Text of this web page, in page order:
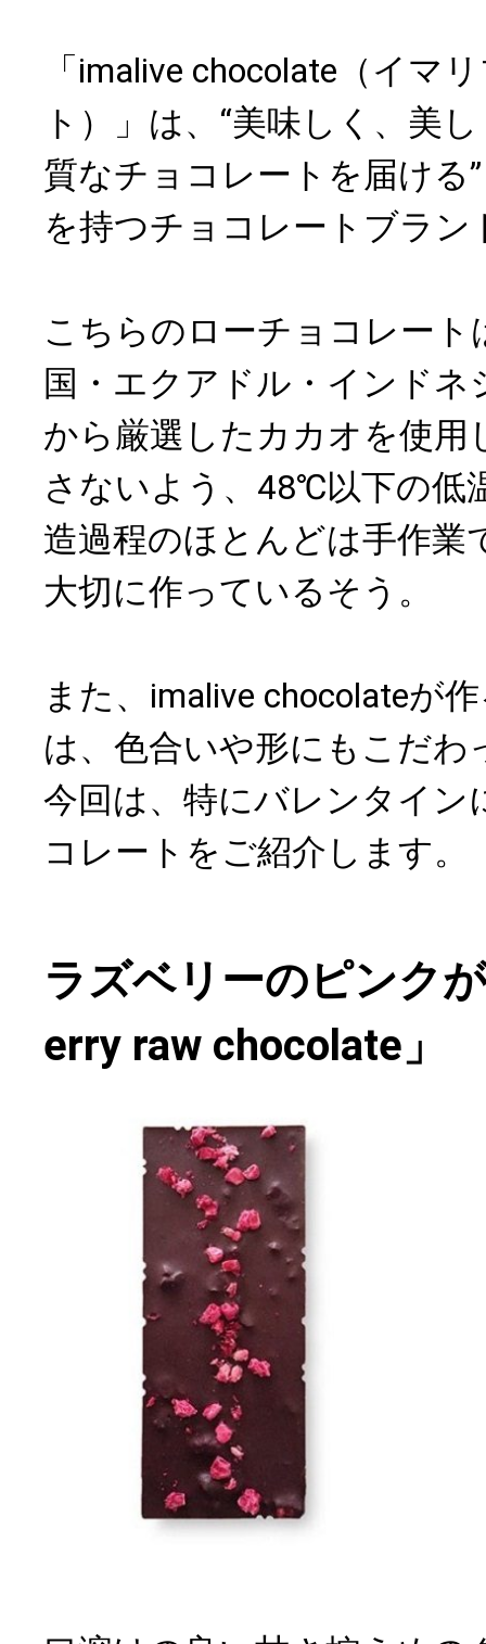
「imalive chocolate（イマ
ト）」は、“美味しく、美
質なチョコレートを届ける
を持つチョコレートブラン
こちらのローチョコレート
国・エクアドル・インドネ
から厳選したカカオを使用
さないよう、48℃以下の低
造過程のほとんどは手作業
大切に作っているそう。
また、imalive chocolateが
は、色合いや形にもこだわ
今回は、特にバレンタイン
コレートをご紹介します。
ラズベリーのピンク
erry raw chocolate」